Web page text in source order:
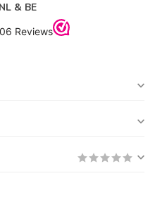
NL & BE